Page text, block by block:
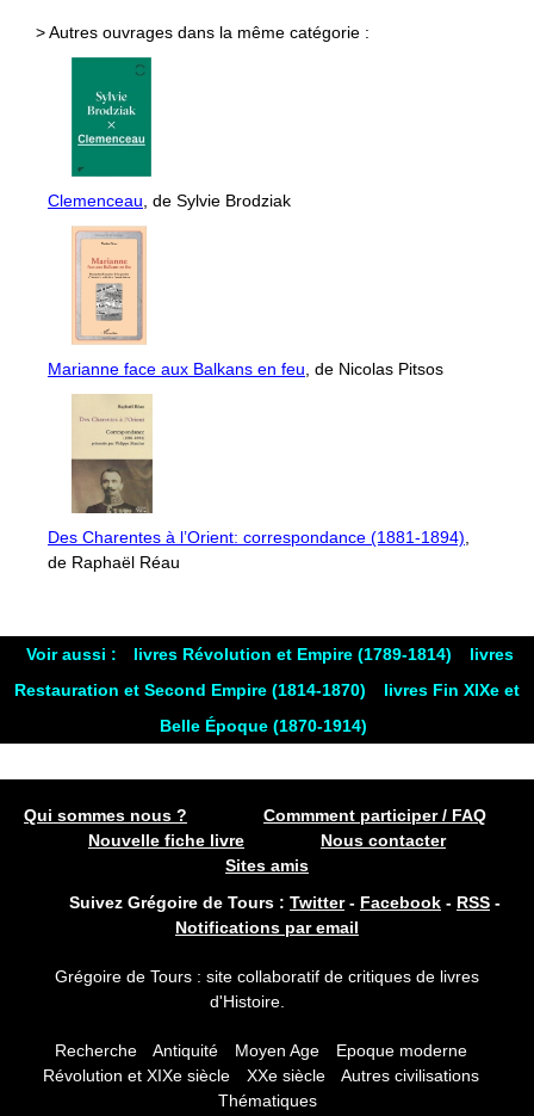
> Autres ouvrages dans la même catégorie :
Clemenceau , de Sylvie Brodziak
Marianne face aux Balkans en feu , de Nicolas Pitsos
Des Charentes à l’Orient: correspondance (1881-1894)
de Raphaël Réau
Voir aussi : livres Révolution et Empire (1789-1814)
livres
Restauration et Second Empire (1814-1870)
livres Fin XIXe et
Belle Époque (1870-1914)
Qui sommes nous ?
Commment participer / FAQ
Nouvelle fiche livre
Nous contacter
Sites amis
Suivez Grégoire de Tours : Twitter- Facebook - RSS -
Notifications par email
Grégoire de Tours : site collaboratif de critiques de livres
d'Histoire.
Recherche Antiquité Moyen Age
Epoque moderne
Révolution et XIXe siècle
XXe siècle
Autres civilisations
Thématiques